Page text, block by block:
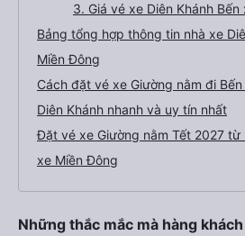
3. Giá vé xe Diên Khánh
Bảng tổng hợp thông tin nhà xe
Miền Đông
Cách đặt vé xe Giường nằm đi
Diên Khánh nhanh và uy tín nhất
Đặt vé xe Giường nằm Tết 2027 từ
xe Miền Đông
Những thắc mắc mà hàng